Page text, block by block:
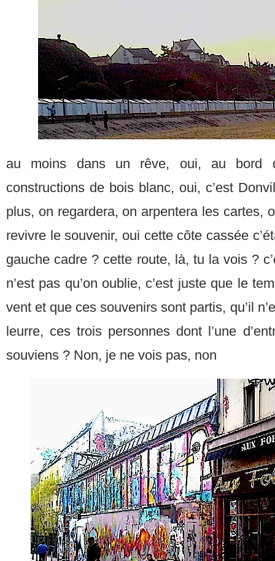
au moins dans un rêve, oui, au bord
constructions de bois blanc, oui, c’est
plus, on regardera, on arpentera les cartes,
revivre le souvenir, oui cette côte cassée
gauche cadre ? cette route, là, tu la vois ?
n’est pas qu’on oublie, c’est juste que le
vent et que ces souvenirs sont partis, qu’il
leurre, ces trois personnes dont l’une
souviens ? Non, je ne vois pas, non